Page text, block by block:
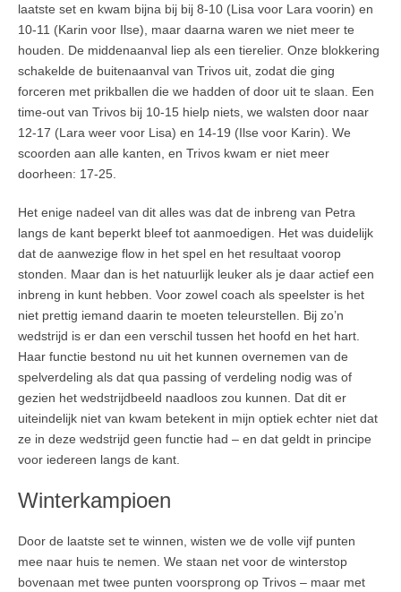
laatste set en kwam bijna bij bij 8-10 (Lisa voor Lara voorin) en
10-11 (Karin voor Ilse), maar daarna waren we niet meer te
houden. De middenaanval liep als een tierelier. Onze blokkering
schakelde de buitenaanval van Trivos uit, zodat die ging
forceren met prikballen die we hadden of door uit te slaan. Een
time-out van Trivos bij 10-15 hielp niets, we walsten door naar
12-17 (Lara weer voor Lisa) en 14-19 (Ilse voor Karin). We
scoorden aan alle kanten, en Trivos kwam er niet meer
doorheen: 17-25.
Het enige nadeel van dit alles was dat de inbreng van Petra
langs de kant beperkt bleef tot aanmoedigen. Het was duidelijk
dat de aanwezige flow in het spel en het resultaat voorop
stonden. Maar dan is het natuurlijk leuker als je daar actief een
inbreng in kunt hebben. Voor zowel coach als speelster is het
niet prettig iemand daarin te moeten teleurstellen. Bij zo’n
wedstrijd is er dan een verschil tussen het hoofd en het hart.
Haar functie bestond nu uit het kunnen overnemen van de
spelverdeling als dat qua passing of verdeling nodig was of
gezien het wedstrijdbeeld naadloos zou kunnen. Dat dit er
uiteindelijk niet van kwam betekent in mijn optiek echter niet dat
ze in deze wedstrijd geen functie had – en dat geldt in principe
voor iedereen langs de kant.
Winterkampioen
Door de laatste set te winnen, wisten we de volle vijf punten
mee naar huis te nemen. We staan net voor de winterstop
bovenaan met twee punten voorsprong op Trivos – maar met